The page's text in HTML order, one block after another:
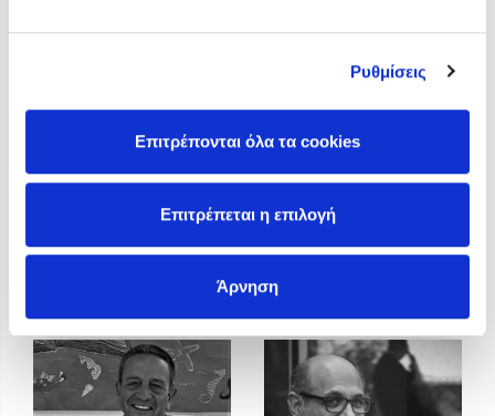
Ρυθμίσεις
Επιτρέπονται όλα τα cookies
Επιτρέπεται η επιλογή
Άρνηση
Ο Κώστας Κρομμύδας στο Παλαιοχώρι Καλαμπάκας
Ο Κώστας Κρομμύδας και η Μαρίνα Γιώτη στη Νικήτη
Ο Στέφανος Ξενάκης στη Χίο
Βιβλίου στο Πεδίον του Άρεως